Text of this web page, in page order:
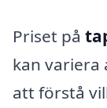
Priset på
kan variera
att förstå